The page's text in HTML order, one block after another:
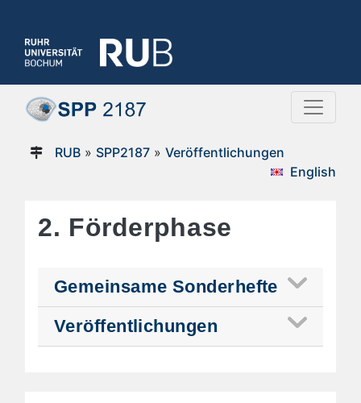
RUB» SPP2187» Veröffentlichungen
English
2. Förderphase
Gemeinsame Sonderhefte
Veröffentlichungen